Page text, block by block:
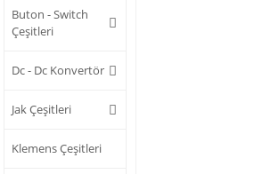
Buton - Switch
Çeşitleri
Dc - Dc Konvertör
Jak Çeşitleri
Klemens Çeşitleri